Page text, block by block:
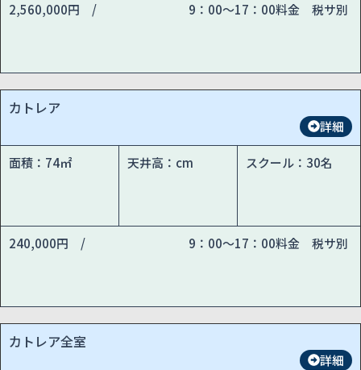
2,560,000円 / 9：00～17：00料金 税サ別
カトレア
詳細
面積：74㎡ 天井高：cm スクール：30名
240,000円 / 9：00～17：00料金 税サ別
カトレア全室
詳細